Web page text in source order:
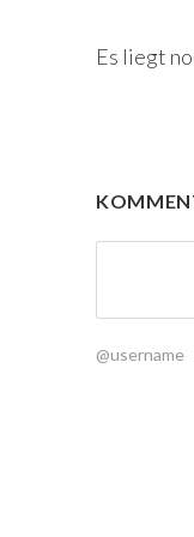
Es liegt
@username